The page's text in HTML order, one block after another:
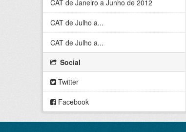
CAT de Janeiro a Junho de 2012
CAT de Julho a...
CAT de Julho a...
Social
Twitter
Facebook